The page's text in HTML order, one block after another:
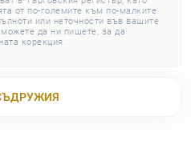
от по-големите към по-малките
или неточности във вашите
да ни пишете, за да
корекция.